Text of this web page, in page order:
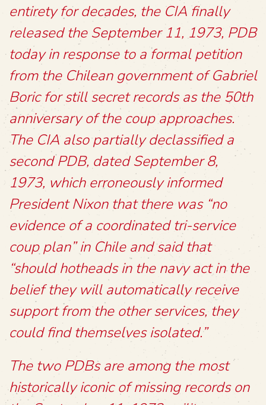
entirety for decades, the CIA finally
released the September 11, 1973, PDB
today in response to a formal petition
from the Chilean government of Gabriel
Boric for still secret records as the 50th
anniversary of the coup approaches.
The CIA also partially declassified a
second PDB, dated September 8,
1973, which erroneously informed
President Nixon that there was “no
evidence of a coordinated tri-service
coup plan” in Chile and said that
“should hotheads in the navy act in the
belief they will automatically receive
support from the other services, they
could find themselves isolated.”
The two PDBs are among the most
historically iconic of missing records on